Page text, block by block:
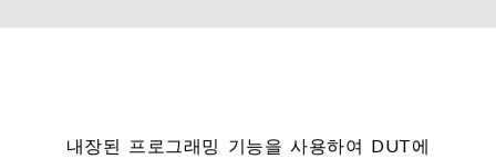
내장된 프로그래밍 기능을 사용하여 DUT에